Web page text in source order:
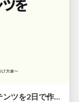
思いつきで推しの誕生日記念コンテンツを2日で作る技術